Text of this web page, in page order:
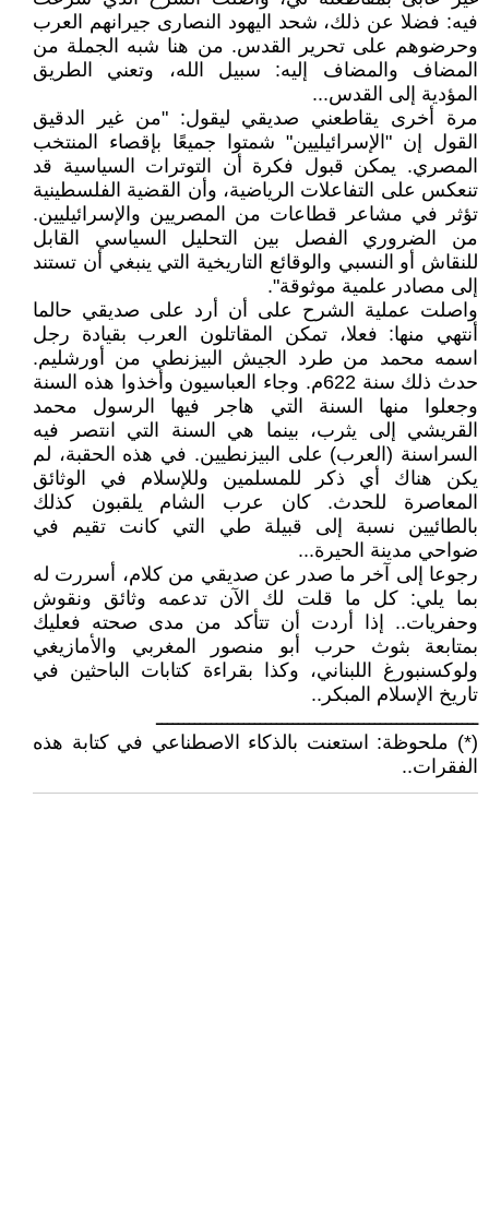
فيه: فضلا عن ذلك، شحد اليهود النصارى جيرانهم العرب
وحرضوهم على تحرير القدس. من هنا شبه الجملة من
المضاف والمضاف إليه: سبيل الله، وتعني الطريق
المؤدية إلى القدس...
مرة أخرى يقاطعني صديقي ليقول: "من غير الدقيق
القول إن "الإسرائيليين" شمتوا جميعًا بإقصاء المنتخب
المصري. يمكن قبول فكرة أن التوترات السياسية قد
تنعكس على التفاعلات الرياضية، وأن القضية الفلسطينية
تؤثر في مشاعر قطاعات من المصريين والإسرائيليين.
من الضروري الفصل بين التحليل السياسي القابل
للنقاش أو النسبي والوقائع التاريخية التي ينبغي أن تستند
إلى مصادر علمية موثوقة".
واصلت عملية الشرح على أن أرد على صديقي حالما
أنتهي منها: فعلا، تمكن المقاتلون العرب بقيادة رجل
اسمه محمد من طرد الجيش البيزنطي من أورشليم.
حدث ذلك سنة 622م. وجاء العباسيون وأخذوا هذه السنة
وجعلوا منها السنة التي هاجر فيها الرسول محمد
القريشي إلى يثرب، بينما هي السنة التي انتصر فيه
السراسنة (العرب) على البيزنطيين. في هذه الحقبة، لم
يكن هناك أي ذكر للمسلمين وللإسلام في الوثائق
المعاصرة للحدث. كان عرب الشام يلقبون كذلك
بالطائيين نسبة إلى قبيلة طي التي كانت تقيم في
ضواحي مدينة الحيرة...
رجوعا إلى آخر ما صدر عن صديقي من كلام، أسررت له
بما يلي: كل ما قلت لك الآن تدعمه وثائق ونقوش
وحفريات.. إذا أردت أن تتأكد من مدى صحته فعليك
بمتابعة بثوث حرب أبو منصور المغربي والأمازيغي
ولوكسنبورغ اللبناني، وكذا بقراءة كتابات الباحثين في
تاريخ الإسلام المبكر..
ـــــــــــــــــــــــــــــــــــــــــــــــــــــــــــ
(*) ملحوظة: استعنت بالذكاء الاصطناعي في كتابة هذه
الفقرات..